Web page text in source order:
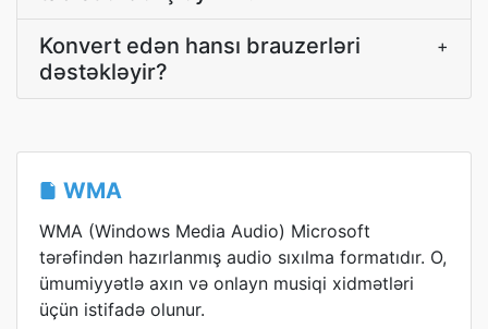
Konvert edən hansı brauzerləri
dəstəkləyir?
+
WMA
WMA (Windows Media Audio) Microsoft
tərəfindən hazırlanmış audio sıxılma formatıdır. O,
ümumiyyətlə axın və onlayn musiqi xidmətləri
üçün istifadə olunur.